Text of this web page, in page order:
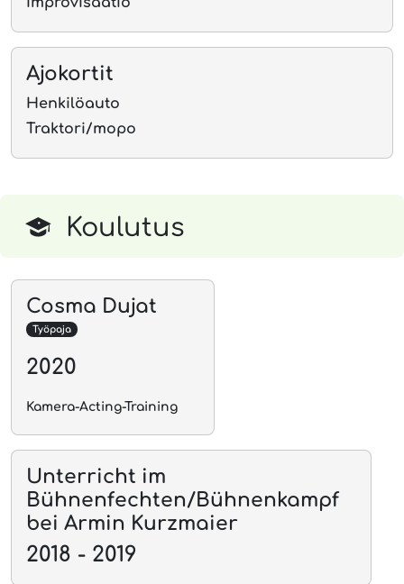
Ajokortit
Henkilöauto
Traktori/mopo
Koulutus
Cosma Dujat
Työpaja
2020
Kamera-Acting-Training
Unterricht im
Bühnenfechten/Bühnenkampf
bei Armin Kurzmaier
2018 - 2019